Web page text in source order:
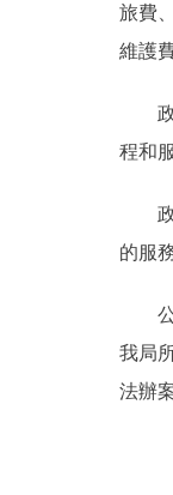
旅費
維護
政府
程和
政府
的服
公安
我局
法辦